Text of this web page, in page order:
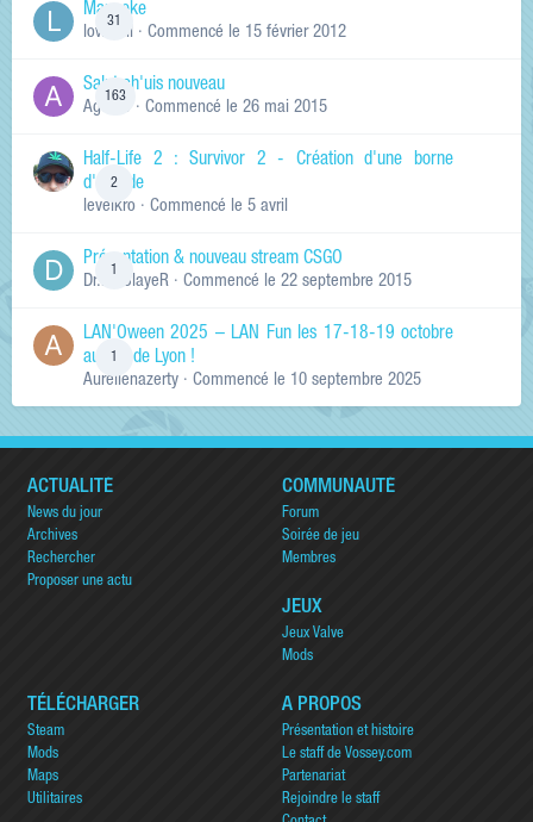
31
Manneke
lowskill · Commencé le 15 février 2012
163
Salut ch'uis nouveau
Ag0Nie · Commencé le 26 mai 2015
2
Half-Life 2 : Survivor 2 - Création d'une borne
d'arcade
levelkro · Commencé le 5 avril
1
Présentation & nouveau stream CSGO
Dr.KinSlayeR · Commencé le 22 septembre 2015
1
LAN'Oween 2025 – LAN Fun les 17-18-19 octobre
au sud de Lyon !
Aurelienazerty · Commencé le 10 septembre 2025
ACTUALITÉ
News du jour
Archives
Rechercher
Proposer une actu
COMMUNAUTÉ
Forum
Soirée de jeu
Membres
JEUX
Jeux Valve
Mods
TÉLÉCHARGER
Steam
Mods
Maps
Utilitaires
A PROPOS
Présentation et histoire
Le staff de Vossey.com
Partenariat
Rejoindre le staff